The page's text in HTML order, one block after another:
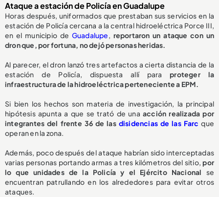
Ataque a estación de Policía en Guadalupe
Horas después, uniformados que prestaban sus servicios en la
estación de Policía cercana a la central hidroeléctrica Porce III,
en el municipio de Guadalupe, reportaron un ataque con un
dron que, por fortuna, no dejó personas heridas.
Al parecer, el dron lanzó tres artefactos a cierta distancia de la
estación de Policía, dispuesta allí paraproteger la
infraestructura de la hidroeléctrica perteneciente a EPM.
Si bien los hechos son materia de investigación, la principal
hipótesis apunta a que se trató de una acción realizada por
integrantes del frente 36 de las disidencias de las Farcque
operan en la zona.
Además, poco después del ataque habrían sido interceptadas
varias personas portando armas a tres kilómetros del sitio, por
lo que unidades de la Policía y el Ejército Nacional se
encuentran patrullando en los alrededores para evitar otros
ataques.